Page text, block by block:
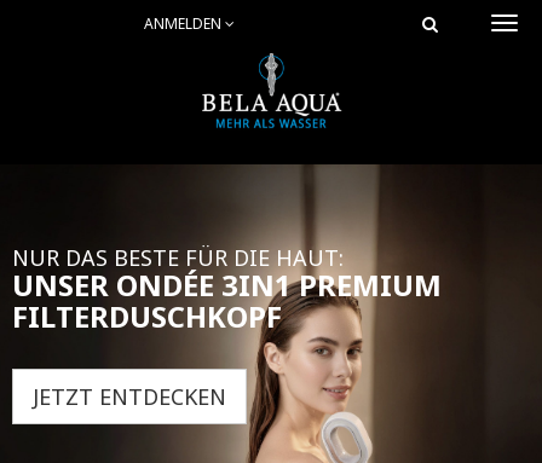
ANMELDEN
NUR DAS BESTE FÜR DIE HAUT:
UNSER ONDÉE 3IN1 PREMIUM
FILTERDUSCHKOPF
JETZT ENTDECKEN